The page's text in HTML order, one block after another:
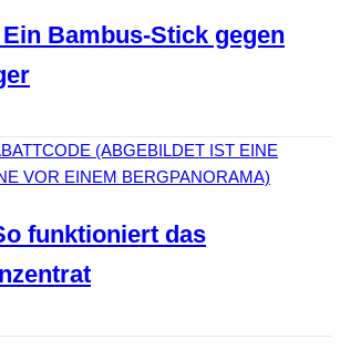
Bambus-Stick gegen
funktioniert das